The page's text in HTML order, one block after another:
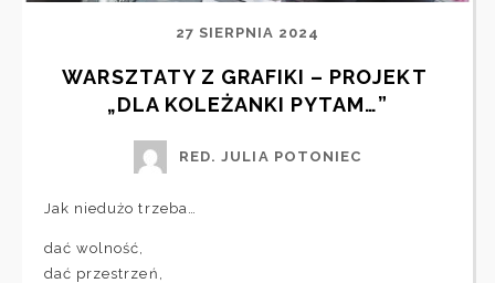
27 SIERPNIA 2024
WARSZTATY Z GRAFIKI – PROJEKT
„DLA KOLEŻANKI PYTAM…”
RED. JULIA POTONIEC
Jak niedużo trzeba…
dać wolność,
dać przestrzeń,